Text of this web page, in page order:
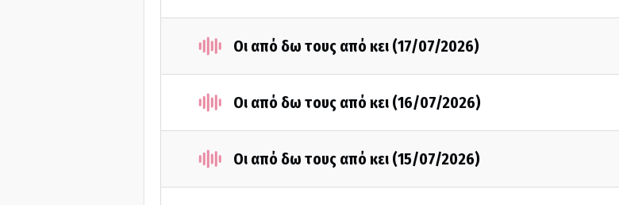
Οι από δω τους από κει (17/07/2026)
Οι από δω τους από κει (16/07/2026)
Οι από δω τους από κει (15/07/2026)